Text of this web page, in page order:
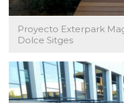
Proyecto Exterpark
Dolce Sitges